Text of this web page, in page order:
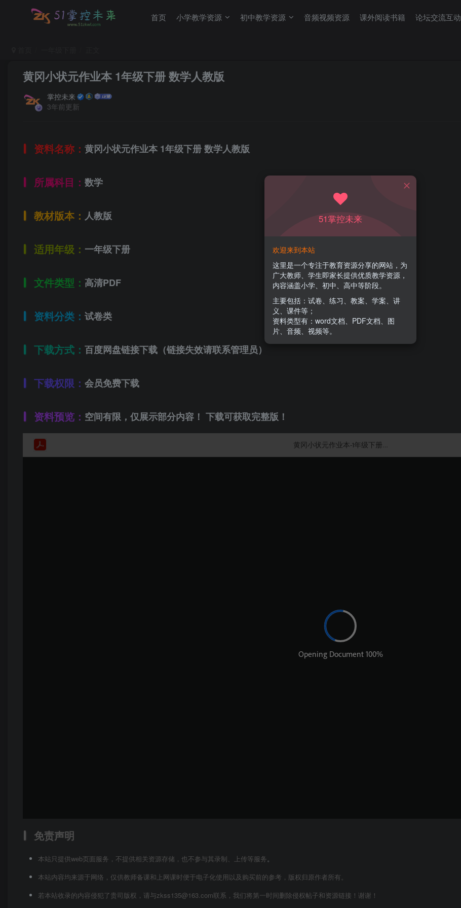
首页 小学教学资源 初中教学资源 音频视频资源 课外阅读书籍 论坛交流互动
黄冈小状元作业本 1年级下册 数学人教版
掌控未来
3年前更新
资料名称： 黄冈小状元作业本 1年级下册 数学人教版
所属科目： 数学
教材版本： 人教版
适用年级： 一年级下册
文件类型： 高清PDF
资料分类： 试卷类
下载方式： 百度网盘链接下载（链接失效请联系管理员）
下载权限： 会员免费下载
资料预览： 空间有限，仅展示部分内容！ 下载可获取完整版！
免责声明
本站只提供web页面服务，不提供相关资源存储，也不参与其录制、上传等服务。
本站内容均来源于网络，仅供教师备课和上网课时便于电子化使用以及购买前的参考，版权归原作者所有。
若本站收录的内容侵犯了贵司版权，请与zkss135@163.com联系，我们将第一时间删除侵权帖子和资源链接！谢谢！
51掌控未来
欢迎来到本站
这里是一个专注于教育资源分享的网站，为
广大教师、学生即家长提供优质教学资源，
内容涵盖小学、初中、高中等阶段。
主要包括：试卷、练习、教案、学案、讲
义、课件等；
资料类型有：word文档、PDF文档、图
片、音频、视频等。